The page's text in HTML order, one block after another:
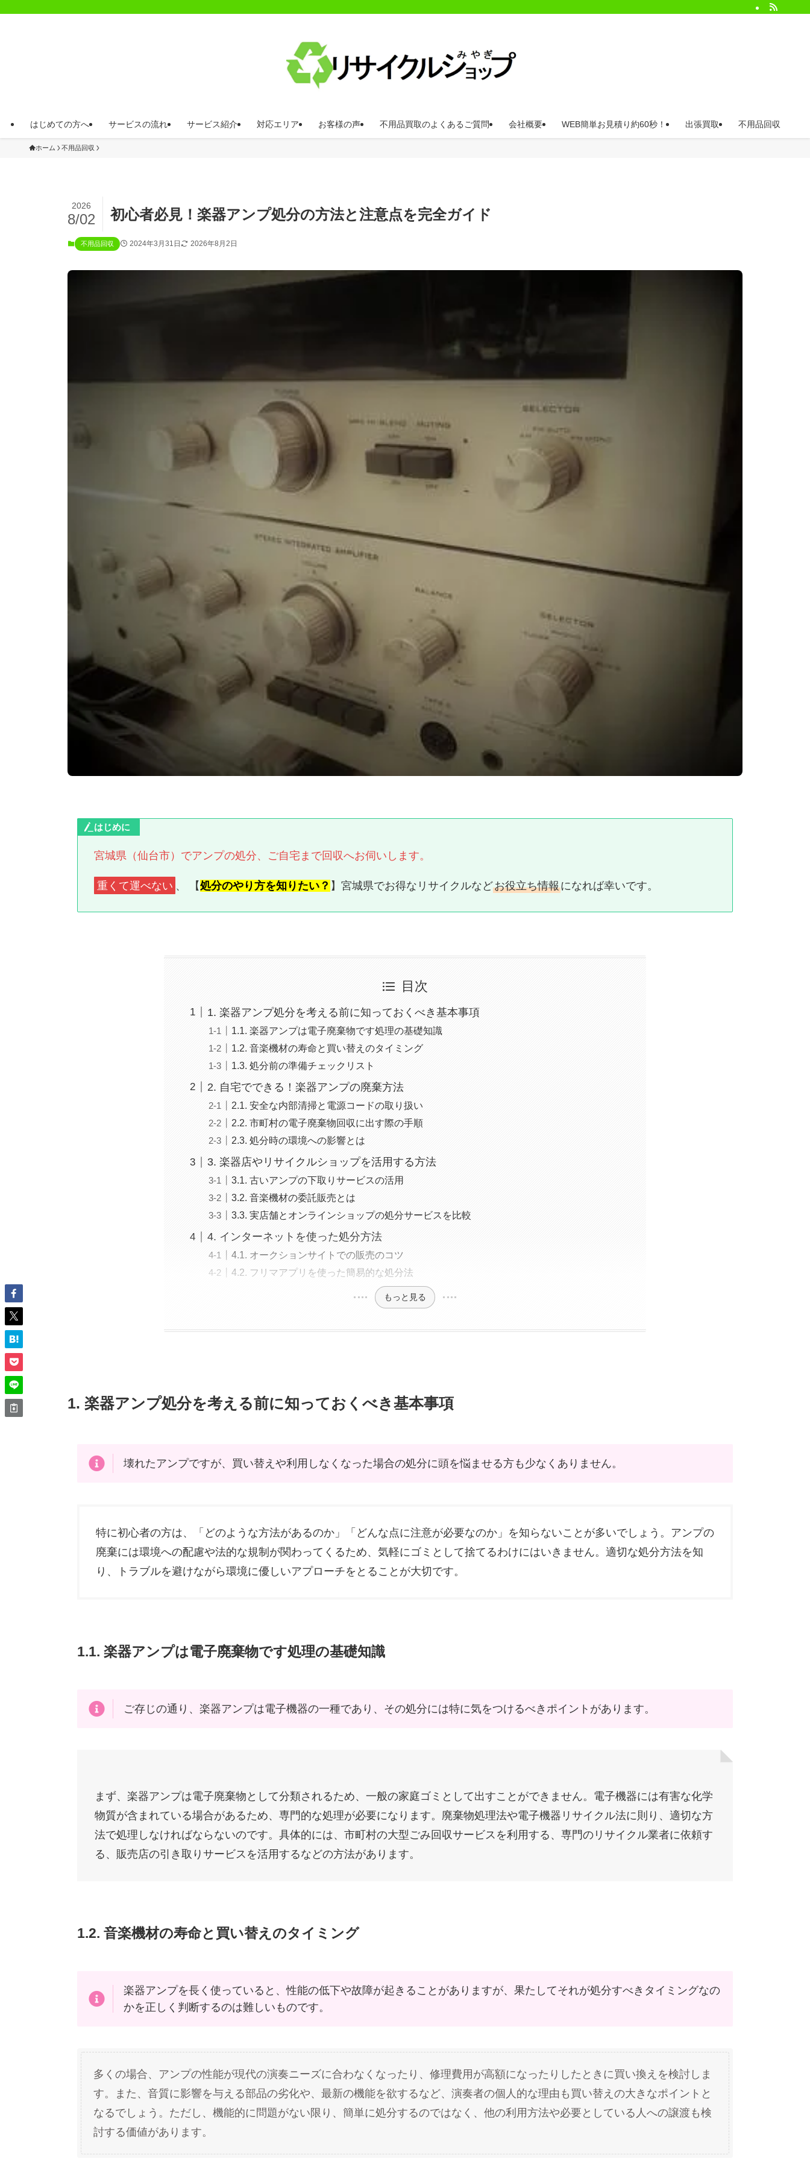
はじめての方へ サービスの流れ サービス紹介 対応エリア お客様の声 不用品買取のよくあるご質問 会社概要 WEB簡単お見積り約60秒！ 出張買取 不用品回収
ホーム 不用品回収
初心者必見！楽器アンプ処分の方法と注意点を完全ガイド
2026
8/02
不用品回収 2024年3月31日 2026年8月2日
はじめに
宮城県（仙台市）でアンプの処分、ご自宅まで回収へお伺いします。
重くて運べない 、 【処分のやり方を知りたい？ 】宮城県でお得なリサイクルなどお役立ち情報になれば幸いです。
目次
1. 楽器アンプ処分を考える前に知っておくべき基本事項
1.1. 楽器アンプは電子廃棄物です処理の基礎知識
1.2. 音楽機材の寿命と買い替えのタイミング
1.3. 処分前の準備チェックリスト
2. 自宅でできる！楽器アンプの廃棄方法
2.1. 安全な内部清掃と電源コードの取り扱い
2.2. 市町村の電子廃棄物回収に出す際の手順
2.3. 処分時の環境への影響とは
3. 楽器店やリサイクルショップを活用する方法
3.1. 古いアンプの下取りサービスの活用
3.2. 音楽機材の委託販売とは
3.3. 実店舗とオンラインショップの処分サービスを比較
4. インターネットを使った処分方法
4.1. オークションサイトでの販売のコツ
4.2. フリマアプリを使った簡易的な処分法
もっと見る
1. 楽器アンプ処分を考える前に知っておくべき基本事項
壊れたアンプですが、買い替えや利用しなくなった場合の処分に頭を悩ませる方も少なくありません。
特に初心者の方は、「どのような方法があるのか」「どんな点に注意が必要なのか」を知らないことが多いでしょう。アンプの
廃棄には環境への配慮や法的な規制が関わってくるため、気軽にゴミとして捨てるわけにはいきません。適切な処分方法を知
り、トラブルを避けながら環境に優しいアプローチをとることが大切です。
1.1. 楽器アンプは電子廃棄物です処理の基礎知識
ご存じの通り、楽器アンプは電子機器の一種であり、その処分には特に気をつけるべきポイントがあります。
まず、楽器アンプは電子廃棄物として分類されるため、一般の家庭ゴミとして出すことができません。電子機器には有害な化学
物質が含まれている場合があるため、専門的な処理が必要になります。廃棄物処理法や電子機器リサイクル法に則り、適切な方
法で処理しなければならないのです。具体的には、市町村の大型ごみ回収サービスを利用する、専門のリサイクル業者に依頼す
る、販売店の引き取りサービスを活用するなどの方法があります。
1.2. 音楽機材の寿命と買い替えのタイミング
楽器アンプを長く使っていると、性能の低下や故障が起きることがありますが、果たしてそれが処分すべきタイミングなの
かを正しく判断するのは難しいものです。
多くの場合、アンプの性能が現代の演奏ニーズに合わなくなったり、修理費用が高額になったりしたときに買い換えを検討しま
す。また、音質に影響を与える部品の劣化や、最新の機能を欲するなど、演奏者の個人的な理由も買い替えの大きなポイントと
なるでしょう。ただし、機能的に問題がない限り、簡単に処分するのではなく、他の利用方法や必要としている人への譲渡も検
討する価値があります。